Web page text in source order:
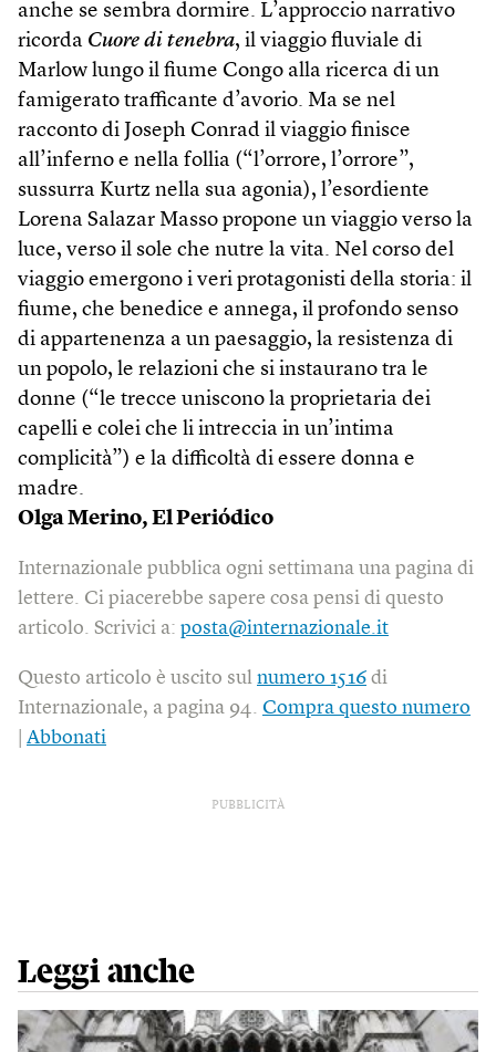
anche se sembra dormire. L’approccio narrativo
ricorda Cuore di tenebra, il viaggio fluviale di
Marlow lungo il fiume Congo alla ricerca di un
famigerato trafficante d’avorio. Ma se nel
racconto di Joseph Conrad il viaggio finisce
all’inferno e nella follia (“l’orrore, l’orrore”,
sussurra Kurtz nella sua agonia), l’esordiente
Lorena Salazar Masso propone un viaggio verso la
luce, verso il sole che nutre la vita. Nel corso del
viaggio emergono i veri protagonisti della storia: il
fiume, che benedice e annega, il profondo senso
di appartenenza a un paesaggio, la resistenza di
un popolo, le relazioni che si instaurano tra le
donne (“le trecce uniscono la proprietaria dei
capelli e colei che li intreccia in un’intima
complicità”) e la difficoltà di essere donna e
madre.
Olga Merino, El Periódico
Internazionale pubblica ogni settimana una pagina di
lettere. Ci piacerebbe sapere cosa pensi di questo
articolo. Scrivici a: posta@internazionale.it
Questo articolo è uscito sul numero 1516 di
Internazionale, a pagina 94. Compra questo numero
Abbonati
PUBBLICITÀ
Leggi anche